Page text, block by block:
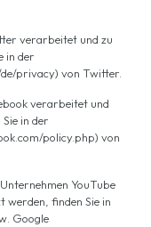
verarbeitet und zu
in der
privacy) von Twitter.
verarbeitet und
in der
policy.php) von
YouTube
werden, finden Sie in
Google